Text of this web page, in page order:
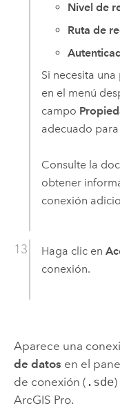
Nivel de
Ruta de
Si necesita
en el menú
campo
adecuado
Consulte la
obtener
conexión
Haga clic en
conexión.
Aparece una
de datos en el panel
de conexión ( .sde)
ArcGIS Pro.